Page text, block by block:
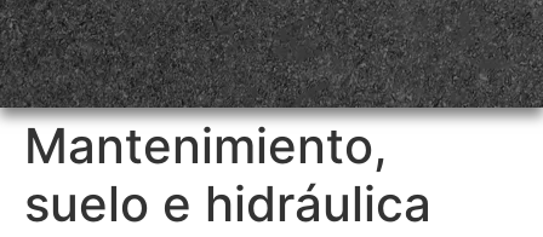
Mantenimiento,
suelo e hidráulica